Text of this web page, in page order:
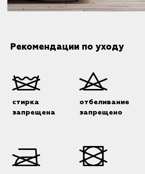
Рекомендации по уходу
стирка
запрещена
отбеливание
запрещено